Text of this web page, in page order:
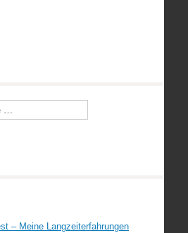
– Meine Langzeiterfahrungen